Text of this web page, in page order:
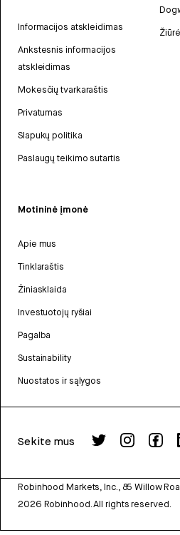
Informacijos atskleidimas
Ankstesnis informacijos
atskleidimas
Mokesčių tvarkaraštis
Privatumas
Slapukų politika
Paslaugų teikimo sutartis
Motininė įmonė
Apie mus
Tinklaraštis
Žiniasklaida
Investuotojų ryšiai
Pagalba
Sustainability
Nuostatos ir sąlygos
Sekite mus
Robinhood Markets, Inc., 85 Willow
2026 Robinhood. All rights reserved.